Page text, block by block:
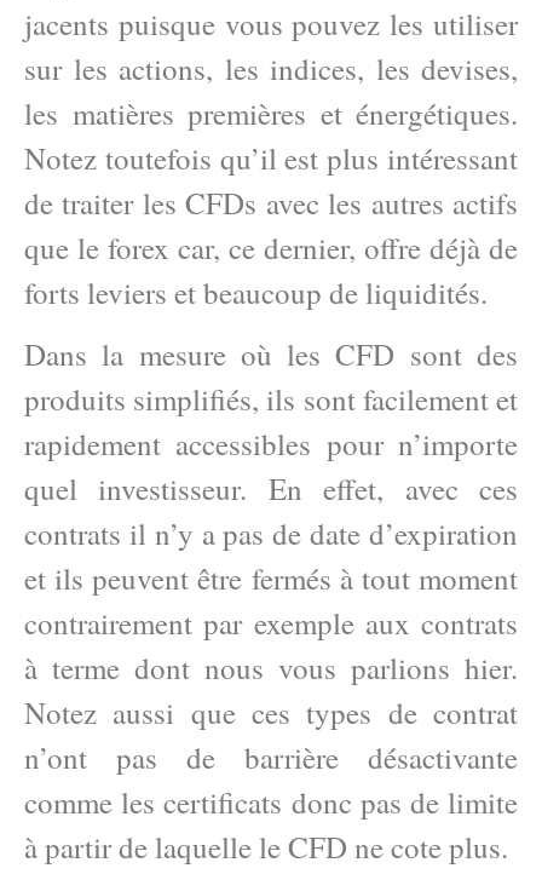
jacents puisque vous pouvez les utiliser
sur les actions, les indices, les devises,
les matières premières et énergétiques.
Notez toutefois qu’il est plus intéressant
de traiter les CFDs avec les autres actifs
que le forex car, ce dernier, offre déjà de
forts leviers et beaucoup de liquidités.
Dans la mesure où les CFD sont des
produits simplifiés, ils sont facilement et
rapidement accessibles pour n’importe
quel investisseur. En effet, avec ces
contrats il n’y a pas de date d’expiration
et ils peuvent être fermés à tout moment
contrairement par exemple aux contrats
à terme dont nous vous parlions hier.
Notez aussi que ces types de contrat
n’ont pas de barrière désactivante
comme les certificats donc pas de limite
à partir de laquelle le CFD ne cote plus.